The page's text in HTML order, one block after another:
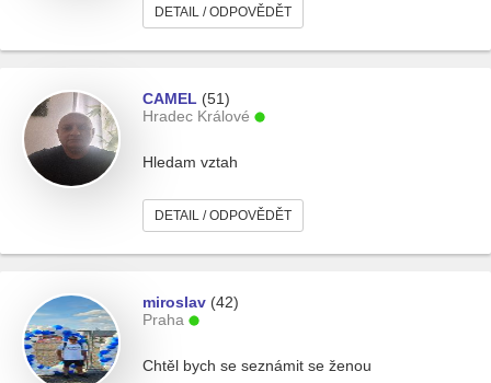
DETAIL / ODPOVĚDĚT
CAMEL (51)
Hradec Králové
Hledam vztah
DETAIL / ODPOVĚDĚT
miroslav (42)
Praha
Chtěl bych se seznámit se ženou